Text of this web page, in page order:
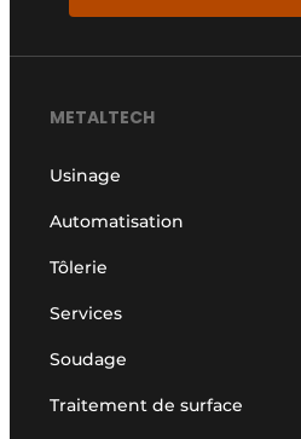
METALTECH
Usinage
Automatisation
Tôlerie
Services
Soudage
Traitement de surface